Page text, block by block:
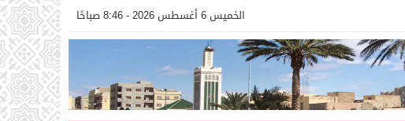
الخميس 6 أغسطس 2026 - 8:46 صباحًا